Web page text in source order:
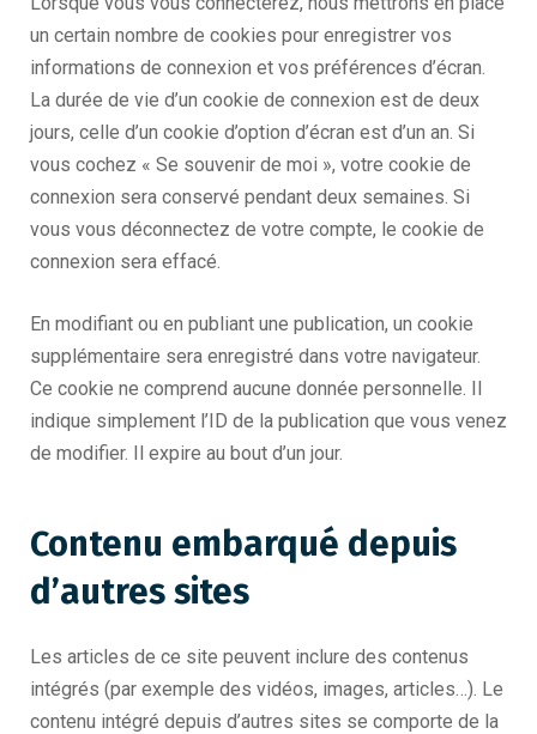
un certain nombre de cookies pour enregistrer vos
informations de connexion et vos préférences d’écran.
La durée de vie d’un cookie de connexion est de deux
jours, celle d’un cookie d’option d’écran est d’un an. Si
vous cochez « Se souvenir de moi », votre cookie de
connexion sera conservé pendant deux semaines. Si
vous vous déconnectez de votre compte, le cookie de
connexion sera effacé.
En modifiant ou en publiant une publication, un cookie
supplémentaire sera enregistré dans votre navigateur.
Ce cookie ne comprend aucune donnée personnelle. Il
indique simplement l’ID de la publication que vous venez
de modifier. Il expire au bout d’un jour.
Contenu embarqué depuis
d’autres sites
Les articles de ce site peuvent inclure des contenus
intégrés (par exemple des vidéos, images, articles…). Le
contenu intégré depuis d’autres sites se comporte de la